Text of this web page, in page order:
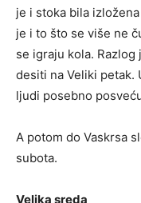
je i stoka bila
je i to što se više ne
se igraju kola.
desiti na Veliki petak.
ljudi posebno
A potom do Vaskrsa
subota.
Velika sreda